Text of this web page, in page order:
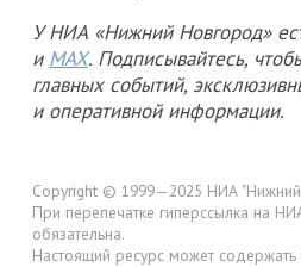
У НИА «Нижний Новгород»
и MAX. Подписывайтесь,
главных событий,
и оперативной информации.
Copyright © 1999—2025 НИА
При перепечатке гиперссылка на
обязательна.
Настоящий ресурс может